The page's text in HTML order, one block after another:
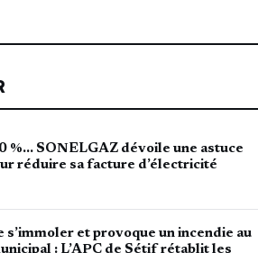
%… SONELGAZ dévoile une astuce
réduire sa facture d’électricité
s’immoler et provoque un incendie au
: L’APC de Sétif rétablit les